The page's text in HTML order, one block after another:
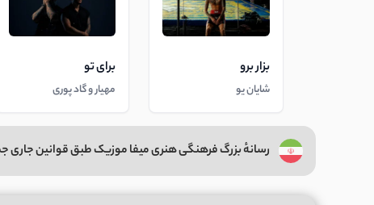
بزار برو
شایان یو
برای تو
مهیار و گاد پوری
رسانهٔ بزرگ فرهنگی هنری میفا موزیک طبق قوانین جاری